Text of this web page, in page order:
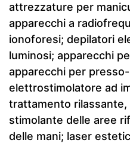
attrezzature per
apparecchi a
ionoforesi; depilatori
luminosi; apparecchi
apparecchi per
elettrostimolatore ad
trattamento
stimolante delle aree
delle mani; laser